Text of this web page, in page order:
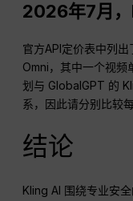
2026年7月，
官方API定价表中列
Omni，其中一个视频
划与 GlobalGPT 的
系，因此请分别比较
结论
Kling AI 围绕专业安